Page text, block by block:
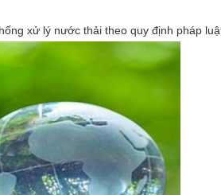
xử lý nước thải theo quy định pháp